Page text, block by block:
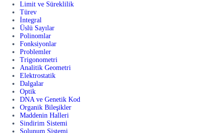
Limit ve Süreklilik
Türev
İntegral
Üslü Sayılar
Polinomlar
Fonksiyonlar
Problemler
Trigonometri
Analitik Geometri
Elektrostatik
Dalgalar
Optik
DNA ve Genetik Kod
Organik Bileşikler
Maddenin Halleri
Sindirim Sistemi
Solunum Sistemi